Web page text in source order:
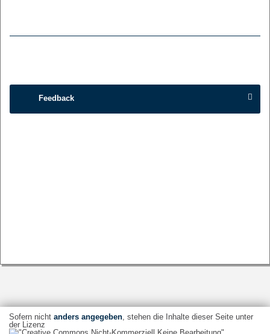
Feedback
Sofern nicht anders angegeben, stehen die Inhalte dieser Seite unter
der Lizenz